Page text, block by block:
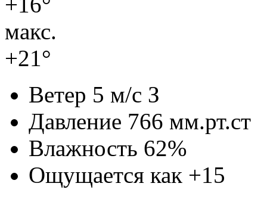
макс.
+21°
Ветер 5 м/с З
Давление 766 мм.рт.ст
Влажность 62%
Ощущается как +15